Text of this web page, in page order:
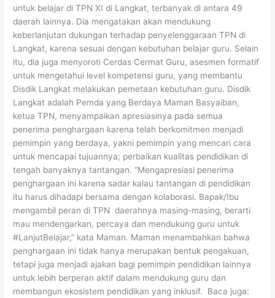
untuk belajar di TPN XI di Langkat, terbanyak di antara 49
daerah lainnya. Dia mengatakan akan mendukung
keberlanjutan dukungan terhadap penyelenggaraan TPN di
Langkat, karena sesuai dengan kebutuhan belajar guru. Selain
itu, dia juga menyoroti Cerdas Cermat Guru, asesmen formatif
untuk mengetahui level kompetensi guru, yang membantu
Disdik Langkat melakukan pemetaan kebutuhan guru. Disdik
Langkat adalah Pemda yang Berdaya Maman Basyaiban,
ketua TPN, menyampaikan apresiasinya pada semua
penerima penghargaan karena telah berkomitmen menjadi
pemimpin yang berdaya, yakni pemimpin yang mencari cara
untuk mencapai tujuannya; perbaikan kualitas pendidikan di
tengah banyaknya tantangan. “Mengapresiasi penerima
penghargaan ini karena sadar kalau tantangan di pendidikan
itu harus dihadapi bersama dengan kolaborasi. Bapak/Ibu
mengambil peran di TPN daerahnya masing-masing, berarti
mau mendengarkan, percaya dan mendukung guru untuk
#LanjutBelajar,” kata Maman. Maman menambahkan bahwa
penghargaan ini tidak hanya merupakan bentuk pengakuan,
tetapi juga menjadi ajakan bagi pemimpin pendidikan lainnya
untuk lebih berperan aktif dalam mendukung guru dan
membangun ekosistem pendidikan yang inklusif. Baca juga: